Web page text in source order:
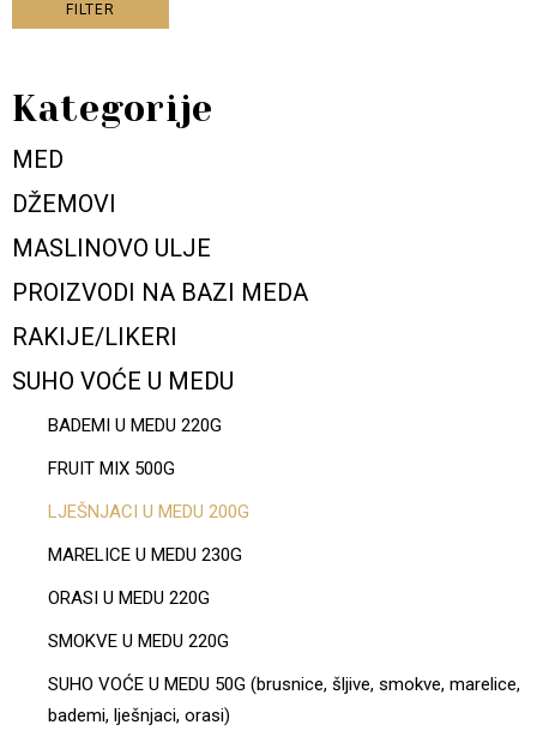
FILTER
Kategorije
MED
DŽEMOVI
MASLINOVO ULJE
PROIZVODI NA BAZI MEDA
RAKIJE/LIKERI
SUHO VOĆE U MEDU
BADEMI U MEDU 220G
FRUIT MIX 500G
LJEŠNJACI U MEDU 200G
MARELICE U MEDU 230G
ORASI U MEDU 220G
SMOKVE U MEDU 220G
SUHO VOĆE U MEDU 50G (brusnice, šljive, smokve, marelice,
bademi, lješnjaci, orasi)